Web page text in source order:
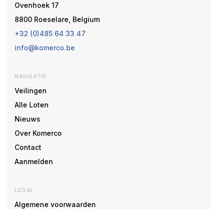
Ovenhoek 17
8800 Roeselare, Belgium
+32 (0)485 64 33 47
info@komerco.be
NAVIGATIE
Veilingen
Alle Loten
Nieuws
Over Komerco
Contact
Aanmelden
LEGAL
Algemene voorwaarden